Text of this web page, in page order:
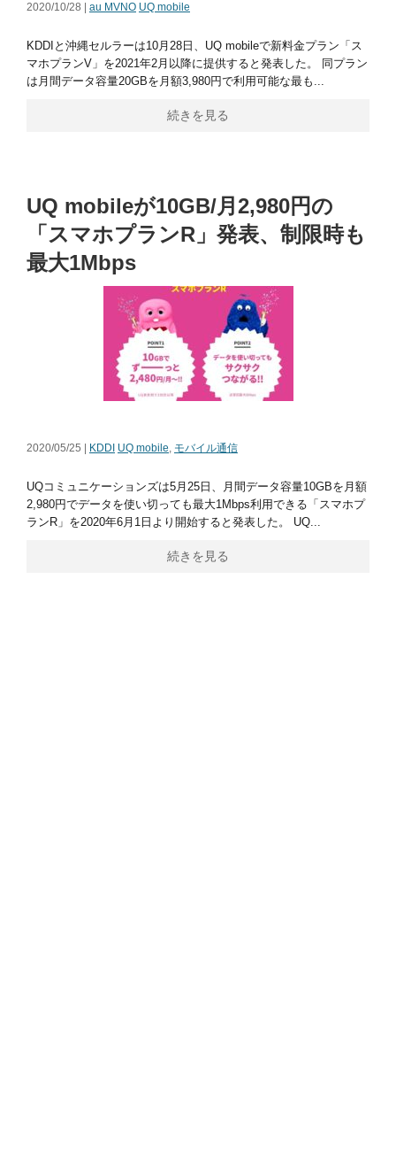
2020/10/28 | au MVNO UQ mobile
KDDIと沖縄セルラーは10月28日、UQ mobileで新料金プラン「ス
マホプランV」を2021年2月以降に提供すると発表した。 同プラン
は月間データ容量20GBを月額3,980円で利用可能な最も...
続きを見る
UQ mobileが10GB/月2,980円の
「スマホプランR」発表、制限時も
最大1Mbps
2020/05/25 | KDDI UQ mobile, モバイル通信
UQコミュニケーションズは5月25日、月間データ容量10GBを月額
2,980円でデータを使い切っても最大1Mbps利用できる「スマホプ
ランR」を2020年6月1日より開始すると発表した。 UQ...
続きを見る